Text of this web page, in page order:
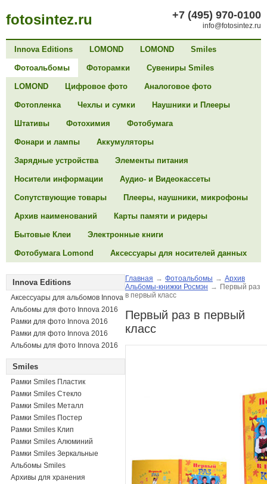
fotosintez.ru +7 (495) 970-0100
info@fotosintez.ru
Innova Editions LOMOND LOMOND Smiles
Фотоальбомы Фоторамки Сувениры Smiles
LOMOND Цифровое фото Аналоговое фото
Фотопленка Чехлы и сумки Наушники и Плееры
Штативы Фотохимия Фотобумага
Фонари и лампы Аккумуляторы
Зарядные устройства Элементы питания
Носители информации Аудио- и Видеокассеты
Сопутствующие товары Плееры, наушники, микрофоны
Архив наименований Карты памяти и ридеры
Бытовые Клеи Электронные книги
Фотобумага Lomond Аксессуары для носителей данных
Innova Editions
Аксессуары для альбомов Innova
Альбомы для фото Innova 2016
Рамки для фото Innova 2016
Рамки для фото Innova 2016
Альбомы для фото Innova 2016
Smiles
Рамки Smiles Пластик
Рамки Smiles Стекло
Рамки Smiles Металл
Рамки Smiles Постер
Рамки Smiles Клип
Рамки Smiles Алюминий
Рамки Smiles Зеркальные
Альбомы Smiles
Архивы для хранения
Главная → Фотоальбомы → Архив
Альбомы-книжки Росмэн → Первый раз
в первый класс
Первый раз в первый
класс